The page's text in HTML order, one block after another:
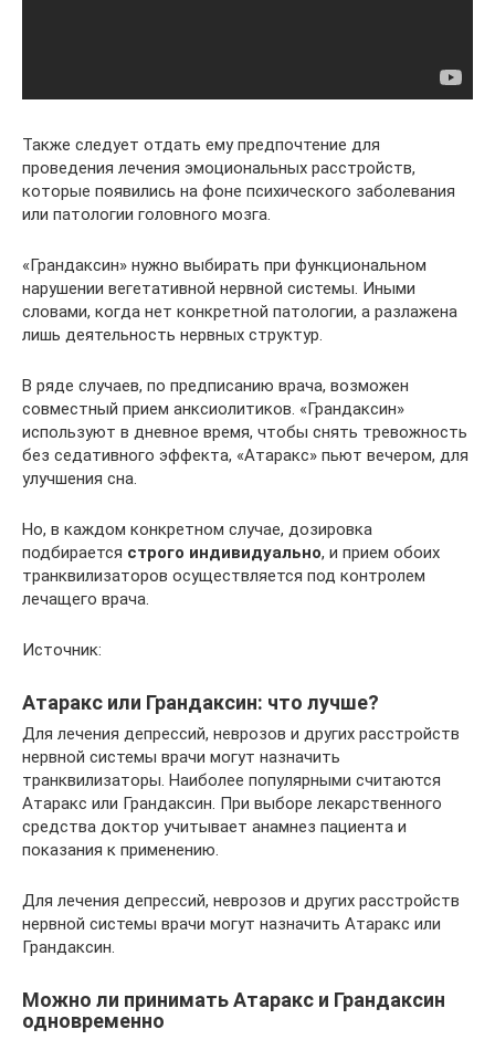
Также следует отдать ему предпочтение для
проведения лечения эмоциональных расстройств,
которые появились на фоне психического заболевания
или патологии головного мозга.
«Грандаксин» нужно выбирать при функциональном
нарушении вегетативной нервной системы. Иными
словами, когда нет конкретной патологии, а разлажена
лишь деятельность нервных структур.
В ряде случаев, по предписанию врача, возможен
совместный прием анксиолитиков. «Грандаксин»
используют в дневное время, чтобы снять тревожность
без седативного эффекта, «Атаракс» пьют вечером, для
улучшения сна.
Но, в каждом конкретном случае, дозировка
подбирается строго индивидуально, и прием обоих
транквилизаторов осуществляется под контролем
лечащего врача.
Источник:
Атаракс или Грандаксин: что лучше?
Для лечения депрессий, неврозов и других расстройств
нервной системы врачи могут назначить
транквилизаторы. Наиболее популярными считаются
Атаракс или Грандаксин. При выборе лекарственного
средства доктор учитывает анамнез пациента и
показания к применению.
Для лечения депрессий, неврозов и других расстройств
нервной системы врачи могут назначить Атаракс или
Грандаксин.
Можно ли принимать Атаракс и Грандаксин
одновременно